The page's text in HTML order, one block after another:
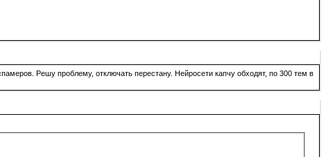
Решу проблему, отключать перестану. Нейросети капчу обходят, по 300 тем в